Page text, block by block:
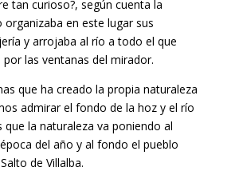
tan curioso?, según cuenta la
organizaba en este lugar sus
y arrojaba al río a todo el que
las ventanas del mirador.
que ha creado la propia naturaleza
admirar el fondo de la hoz y el río
que la naturaleza va poniendo al
del año y al fondo el pueblo
de Villalba.